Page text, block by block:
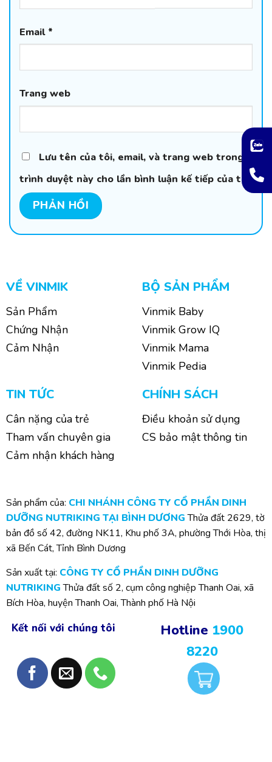
Email *
Trang web
Lưu tên của tôi, email, và trang web trong
trình duyệt này cho lần bình luận kế tiếp của tôi.
VỀ VINMIK
Sản Phẩm
Chứng Nhận
Cảm Nhận
BỘ SẢN PHẨM
Vinmik Baby
Vinmik Grow IQ
Vinmik Mama
Vinmik Pedia
TIN TỨC
Cân nặng của trẻ
Tham vấn chuyên gia
Cảm nhận khách hàng
CHÍNH SÁCH
Điều khoản sử dụng
CS bảo mật thông tin
Sản phẩm của: CHI NHÁNH CÔNG TY CỔ PHẦN DINH
DƯỠNG NUTRIKING TẠI BÌNH DƯƠNGThửa đất 2629, tờ
bản đồ số 42, đường NK11, Khu phố 3A, phường Thới Hòa, thị
xã Bến Cát, Tỉnh Bình Dương
Sản xuất tại: CÔNG TY CỔ PHẦN DINH DƯỠNG
NUTRIKINGThửa đất số 2, cụm công nghiệp Thanh Oai, xã
Bích Hòa, huyện Thanh Oai, Thành phố Hà Nội
Kết nối với chúng tôi Hotline 1900
8220